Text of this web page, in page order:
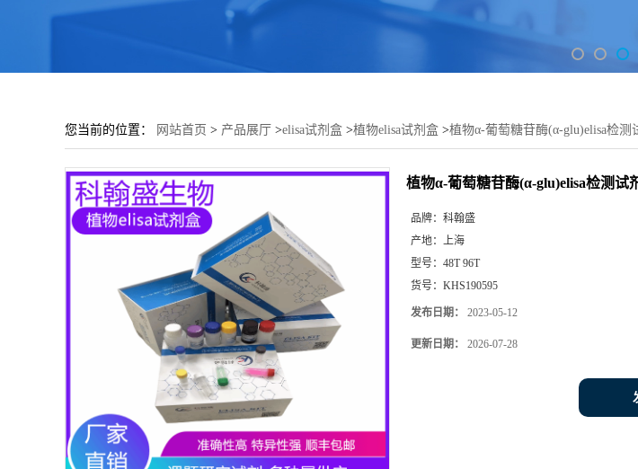
您当前的位置： 网站首页 > 产品展厅 >elisa试剂盒 >植物elisa试剂盒 >植物α-葡萄糖苷酶(α-glu)elisa检测
植物α-葡萄糖苷酶(α-glu)elisa检测试
品牌： 科翰盛
产地： 上海
型号： 48T 96T
货号： KHS190595
发布日期： 2023-05-12
更新日期： 2026-07-28